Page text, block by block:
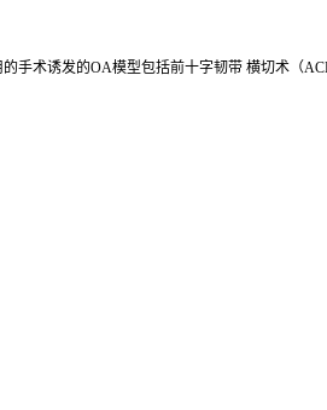
手术诱发的OA模型包括前十字韧带 横切术（